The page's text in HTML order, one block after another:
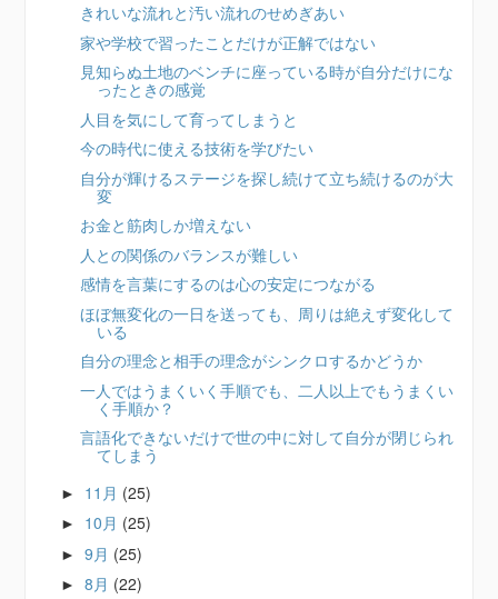
きれいな流れと汚い流れのせめぎあい
家や学校で習ったことだけが正解ではない
見知らぬ土地のベンチに座っている時が自分だけにな
ったときの感覚
人目を気にして育ってしまうと
今の時代に使える技術を学びたい
自分が輝けるステージを探し続けて立ち続けるのが大
変
お金と筋肉しか増えない
人との関係のバランスが難しい
感情を言葉にするのは心の安定につながる
ほぼ無変化の一日を送っても、周りは絶えず変化して
いる
自分の理念と相手の理念がシンクロするかどうか
一人ではうまくいく手順でも、二人以上でもうまくい
く手順か？
言語化できないだけで世の中に対して自分が閉じられ
てしまう
► 11月 (25)
► 10月 (25)
►9月 (25)
►8月 (22)